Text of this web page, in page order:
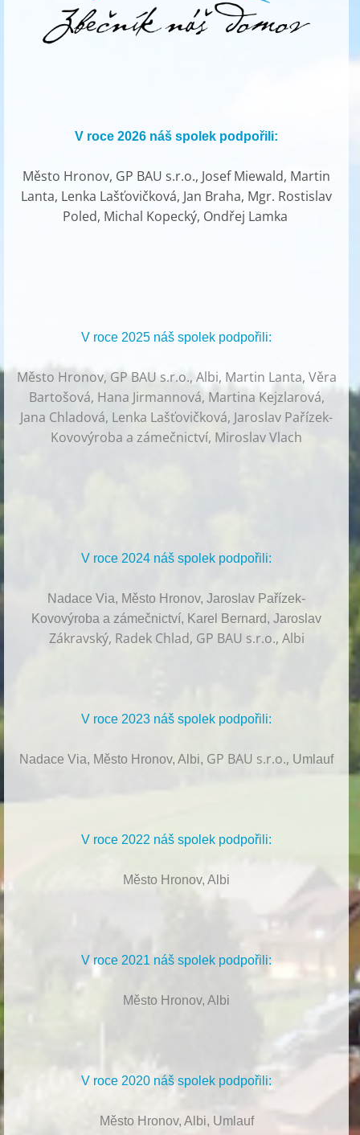
V roce 2026 náš spolek podpořili:
Město Hronov, GP BAU s.r.o., Josef Miewald, Martin
Lanta, Lenka Lašťovičková, Jan Braha, Mgr. Rostislav
Poled, Michal Kopecký, Ondřej Lamka
V roce 2025 náš spolek podpořili:
Město Hronov, GP BAU s.r.o., Albi, Martin Lanta, Věra
Bartošová, Hana Jirmannová, Martina Kejzlarová,
Jana Chladová, Lenka Lašťovičková, Jaroslav Pařízek-
Kovovýroba a zámečnictví, Miroslav Vlach
V roce 2024 náš spolek podpořili:
Nadace Via, Město Hronov, Jaroslav Pařízek-
Kovovýroba a zámečnictví, Karel Bernard, Jaroslav
Zákravský, Radek Chlad, GP BAU s.r.o., Albi
V roce 2023 náš spolek podpořili:
Nadace Via, Město Hronov, Albi, GP BAU s.r.o., Umlauf
V roce 2022 náš spolek podpořili:
Město Hronov, Albi
V roce 2021 náš spolek podpořili:
Město Hronov, Albi
V roce 2020 náš spolek podpořili:
Město Hronov, Albi, Umlauf